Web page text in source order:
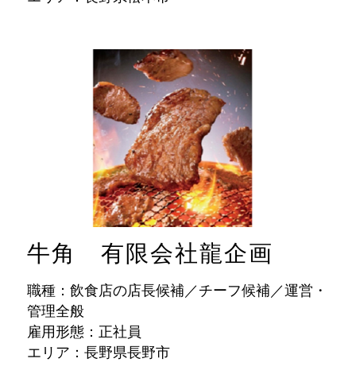
牛角 有限会社龍企画
職種：飲食店の店長候補／チーフ候補／運営・
管理全般
雇用形態：正社員
エリア：長野県長野市